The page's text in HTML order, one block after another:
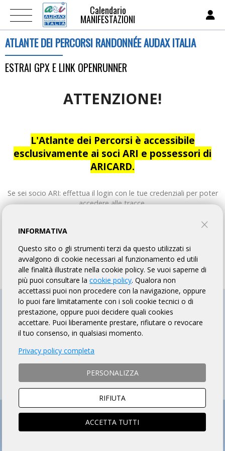
Calendario
MANIFESTAZIONI
ATLANTE DEI PERCORSI RANDONNÉE AUDAX ITALIA
ESTRAI GPX E LINK OPENRUNNER
ATTENZIONE!
L'Atlante dei Percorsi è accessibile
esclusivamente ai soci ARI e possessori di
ARICARD.
Se sei socio ARI: effettua il login con le tue credenziali per poter
accedere alle tracce.
Se NON sei socio ARI:
INFORMATIVA
Questo sito o gli strumenti terzi da questo utilizzati si
avvalgono di cookie necessari al funzionamento ed utili
alle finalità illustrate nella cookie policy. Se vuoi saperne di
più puoi consultare lacookie policy. Qualora non
accettassi puoi non procedere con la navigazione, oppure
lo puoi fare limitatamente con i soli cookie tecnici o di
prestazione, oppure puoi decidere quali cookies
accettare. Puoi liberamente prestare, rifiutare o revocare
il tuo consenso, in qualsiasi momento.
Privacy policy completa
PERSONALIZZA
RIFIUTA
ACCETTA TUTTI